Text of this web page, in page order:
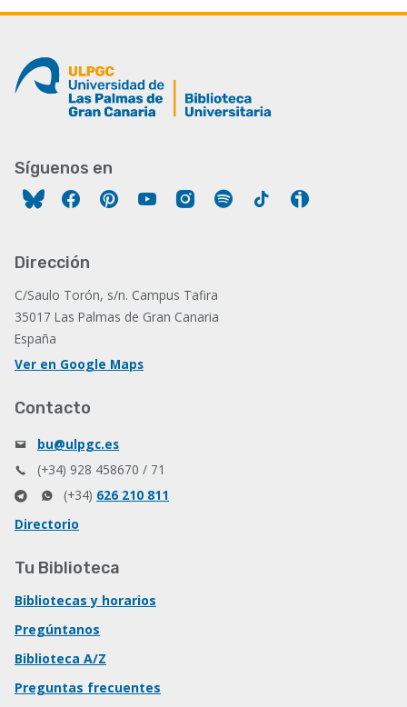
Síguenos en
FacebookPinterestYouTubeInstagram
Spotify Tiktok
Dirección
C/Saulo Torón, s/n. Campus Tafira
35017 Las Palmas de Gran Canaria
España
Ver en Google Maps
Contacto
bu@ulpgc.es
(+34) 928 458670 / 71
(+34) 626 210 811
Directorio
Tu Biblioteca
Bibliotecas y horarios
Pregúntanos
Biblioteca A/Z
Preguntas frecuentes